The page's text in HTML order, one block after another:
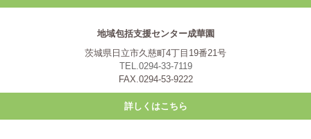
地域包括支援センター成華園
茨城県日立市久慈町4丁目19番21号
TEL.0294-33-7119
FAX.0294-53-9222
詳しくはこちら